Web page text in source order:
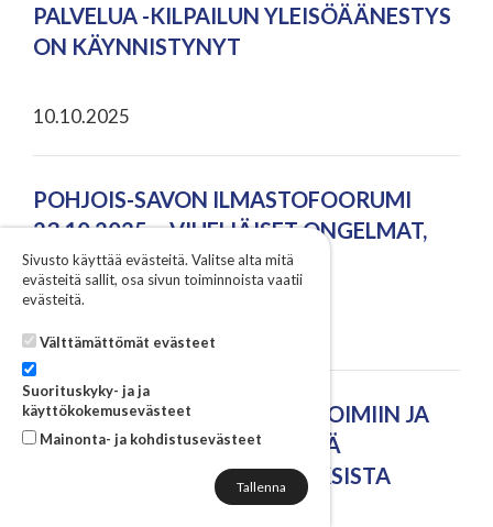
PALVELUA -KILPAILUN YLEISÖÄÄNESTYS
ON KÄYNNISTYNYT
10.10.2025
POHJOIS-SAVON ILMASTOFOORUMI
23.10.2025 – VIHELIÄISET ONGELMAT,
VIHREÄT RATKAISUT
24.09.2025
WEBINAARI RUOTSIN ILMAVOIMIIN JA
AVARUUSALAAN LIITTYVISTÄ
PUOLUSTUSMAHDOLLISUUKSISTA
Sivusto käyttää evästeitä. Valitse alta mitä
evästeitä sallit, osa sivun toiminnoista vaatii
evästeitä.
Välttämättömät evästeet
Suorituskyky- ja ja
käyttökokemusevästeet
Mainonta- ja kohdistusevästeet